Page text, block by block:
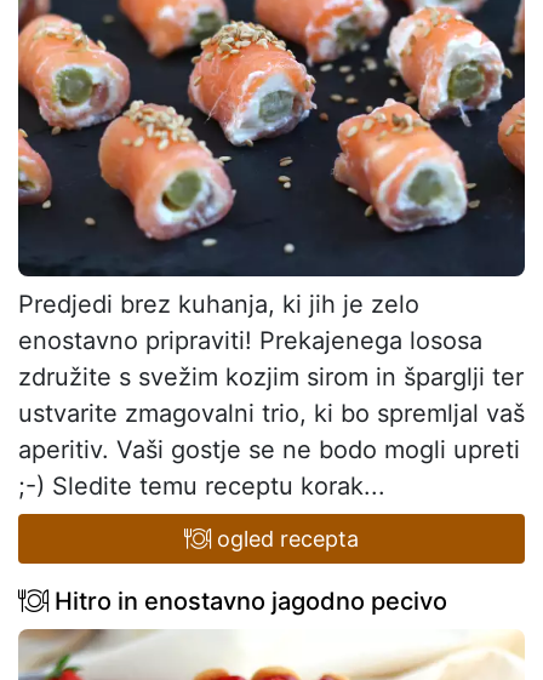
Predjedi brez kuhanja, ki jih je zelo
enostavno pripraviti! Prekajenega lososa
združite s svežim kozjim sirom in šparglji ter
ustvarite zmagovalni trio, ki bo spremljal vaš
aperitiv. Vaši gostje se ne bodo mogli upreti
;-) Sledite temu receptu korak...
ogled recepta
Hitro in enostavno jagodno pecivo